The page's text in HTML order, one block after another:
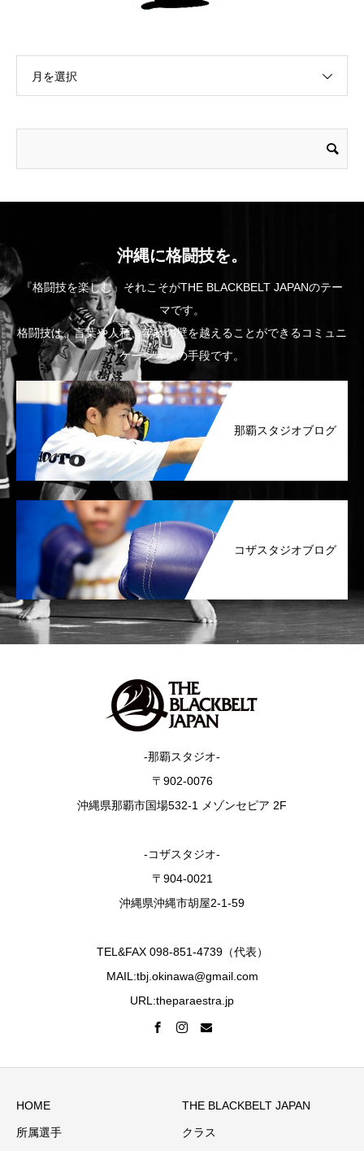
月を選択
沖縄に格闘技を。
『格闘技を楽しむ』それこそがTHE BLACKBELT JAPANのテー
マです。
格闘技は、言葉や人種、年齢の壁を越えることができるコミュニ
ケーションの手段です。
那覇スタジオブログ
コザスタジオブログ
-那覇スタジオ-
〒902-0076
沖縄県那覇市国場532-1 メゾンセピア 2F
-コザスタジオ-
〒904-0021
沖縄県沖縄市胡屋2-1-59
TEL&FAX 098-851-4739（代表）
MAIL:tbj.okinawa@gmail.com
URL:theparaestra.jp
HOME THE BLACKBELT JAPAN
所属選手 クラス